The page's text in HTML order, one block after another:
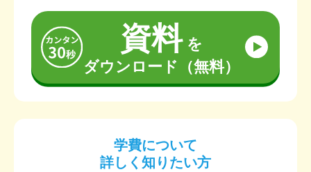
資料を
ダウンロード（無料）
学費について
詳しく知りたい方